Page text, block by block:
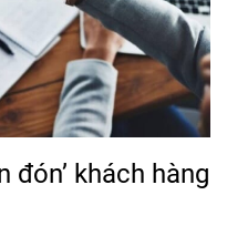
đón’ khách hàng